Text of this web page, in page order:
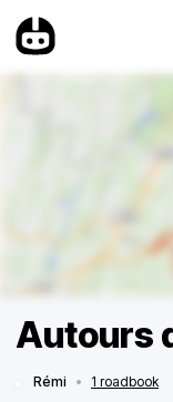
Autours
Rémi • 1 roadbook